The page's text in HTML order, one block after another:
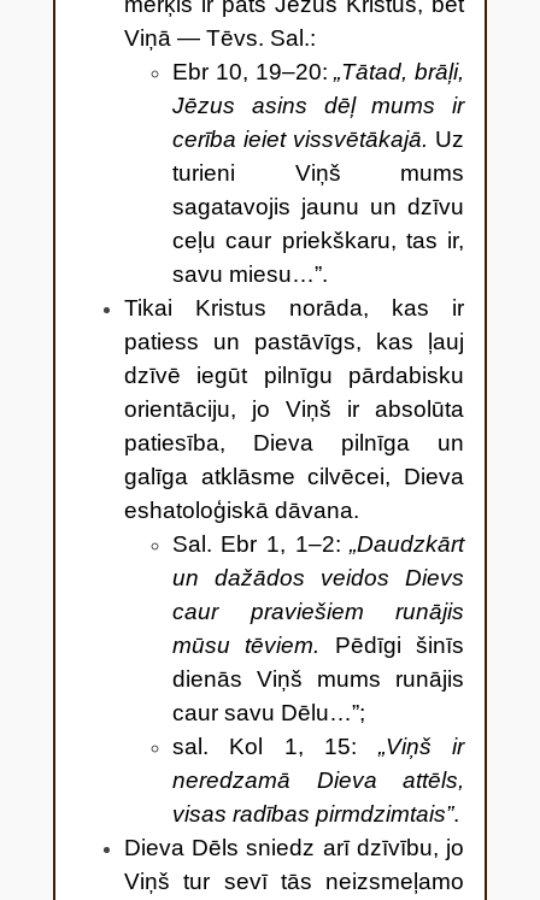
Viņā — Tēvs. Sal.:
Ebr 10, 19–20:„Tātad, brāļi,
Jēzus asins dēļ mums ir
cerība ieiet vissvētākajā. Uz
turieni Viņš mums
sagatavojis jaunu un dzīvu
ceļu caur priekškaru, tas ir,
savu miesu…”.
Tikai Kristus norāda, kas ir
patiess un pastāvīgs, kas ļauj
dzīvē iegūt pilnīgu pārdabisku
orientāciju, jo Viņš ir absolūta
patiesība, Dieva pilnīga un
galīga atklāsme cilvēcei, Dieva
eshatoloģiskā dāvana.
Sal. Ebr 1, 1–2:„Daudzkārt
un dažādos veidos Dievs
caur praviešiem runājis
mūsu tēviem.
Pēdīgi šinīs
dienās Viņš mums runājis
caur savu Dēlu…”;
sal. Kol 1, 15: „Viņš ir
neredzamā Dieva attēls,
visas radības pirmdzimtais”.
Dieva Dēls sniedz arī dzīvību, jo
Viņš tur sevī tās neizsmeļamo